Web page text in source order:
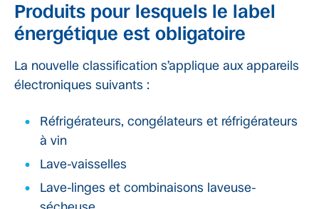
Produits pour lesquels le label
énergétique est obligatoire
La nouvelle classification s’applique aux appareils
électroniques suivants :
Réfrigérateurs, congélateurs et réfrigérateurs
à vin
Lave-vaisselles
Lave-linges et combinaisons laveuse-